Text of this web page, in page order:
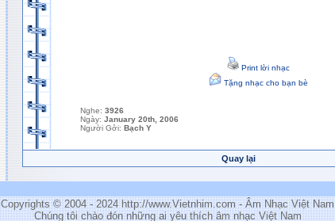
Print lời nhạc
Tặng nhạc cho bạn bè
Nghe: 3926
Ngày: January 20th, 2006
Người Gởi: Bạch Y
Quay lại
Copyrights © 2004 - 2024 http://www.Vietnhim.com - Âm Nhạc Việt Nam
Chúng tôi chào đón những ai yêu thích âm nhạc Việt Nam